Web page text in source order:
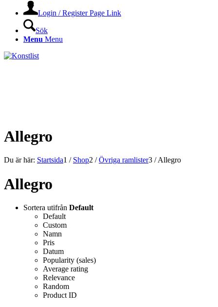
Login / Register Page Link
Sök
Menu Menu
Allegro
Du är här: Startsida1 / Shop2 / Övriga ramlister3 /Allegro
Allegro
Sortera utifrån Default
Default
Custom
Namn
Pris
Datum
Popularity (sales)
Average rating
Relevance
Random
Product ID